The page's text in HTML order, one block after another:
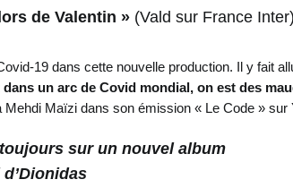
de Valentin » (Vald sur France Inter)
19 dans cette nouvelle production. Il y fait
dans un arc de Covid mondial, on est des
Mehdi Maïzi dans son émission « Le Code » sur
sur un nouvel album
d’Dionidas